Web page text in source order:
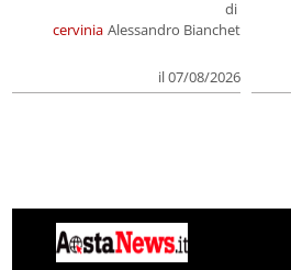
cervinia
di
Alessandro Bianchet
il 07/08/2026